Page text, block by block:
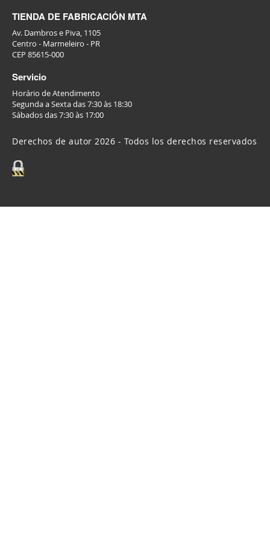
TIENDA DE FABRICACIÓN MTA
Av. Dambros e Piva, 1105
Centro - Marmeleiro - PR
CEP 85615-000
Servicio
Horário de Atendimento
Segunda a Sexta das 7:30 às 18:30
Sábados das 7:30 às 17:00
Derechos de autor 2026 - Todos los derechos reservados